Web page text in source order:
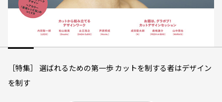
［特集］ 選ばれるための第一歩 カットを制する者はデザイン
を制す